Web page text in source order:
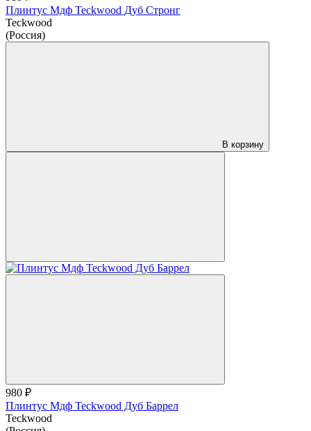
Плинтус Мдф Teckwood Дуб Стронг
Teckwood
(Россия)
В корзину
980 ₽
Плинтус Мдф Teckwood Дуб Баррел
Teckwood